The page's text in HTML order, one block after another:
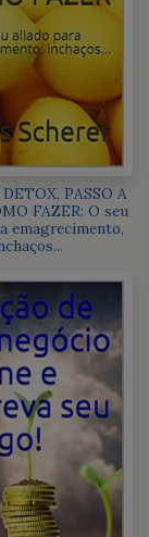
PASSO A
FAZER: O seu
emagrecimento,